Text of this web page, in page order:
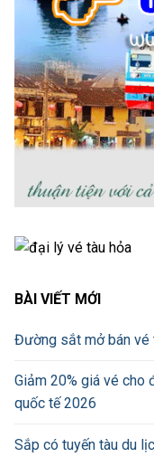
BÀI VIẾT MỚI
Đường sắt mở bán vé
Giảm 20% giá vé cho
quốc tế 2026
Sắp có tuyến tàu du